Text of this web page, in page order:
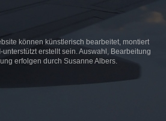
können künstlerisch bearbeitet, montiert
erstellt sein. Auswahl, Bearbeitung
erfolgen durch Susanne Albers.